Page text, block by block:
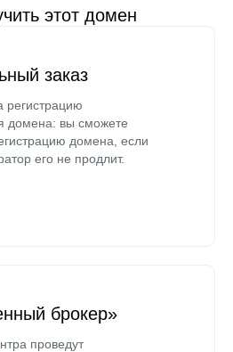
этот домен
заказ
регистрацию
домена: вы сможете
домена, если
его не продлит.
брокер»
проведут